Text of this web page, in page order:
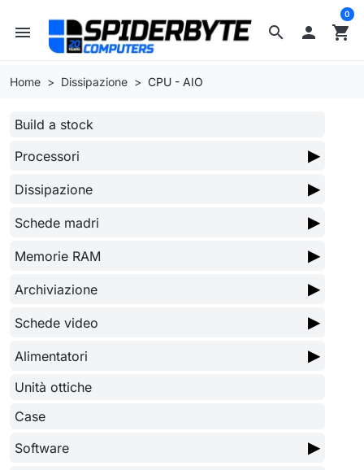
search
menu  shopping_cart
0
Home Dissipazione CPU - AIO
Build a stock
Processori
▶
Dissipazione ▶
Schede madri ▶
Memorie RAM ▶
Archiviazione ▶
Schede video ▶
Alimentatori ▶
Unità ottiche
Case
Software
▶